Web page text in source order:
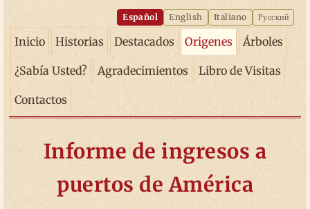
Español English Italiano Русский
Inicio Historias Destacados Origenes Árboles
¿Sabía Usted? Agradecimientos Libro de Visitas
Contactos
Informe de ingresos a
puertos de América